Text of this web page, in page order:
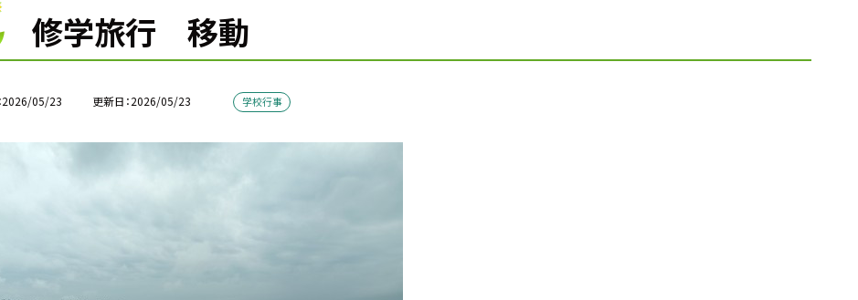
修学旅行 移動
2026/05/23 更新日 2026/05/23 学校行事